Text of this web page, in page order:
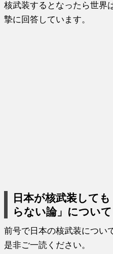
核武装するとなったら世界
摯に回答しています。
日本が核武装して
らない論」について
前号で日本の核武装につい
是非ご一読ください。